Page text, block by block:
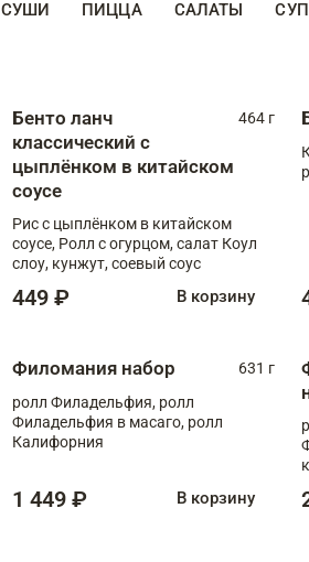
СУШИ ПИЦЦА САЛАТЫ
Бенто ланч
классический с
цыплёнком в китайском
соусе
464 г
Рис с цыплёнком в китайском
соусе, Ролл с огурцом, салат Коул
слоу, кунжут, соевый соус
449 ₽ В корзину
Филомания набор
631 г
ролл Филадельфия, ролл
Филадельфия в масаго, ролл
Калифорния
1 449 ₽ В корзину